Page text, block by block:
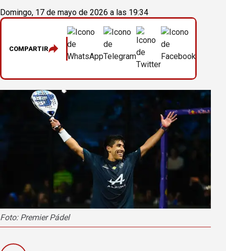
Domingo, 17 de mayo de 2026 a las 19:34
COMPARTIR
Foto: Premier Pádel